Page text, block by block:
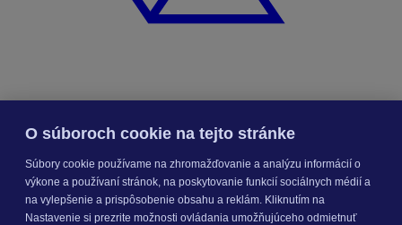
Elektronická fakturácia
Stavebníctvo a znalectvo
O súboroch cookie na tejto stránke
Súbory cookie používame na zhromažďovanie a analýzu informácií o
výkone a používaní stránok, na poskytovanie funkcií sociálnych médií a
na vylepšenie a prispôsobenie obsahu a reklám. Kliknutím na
Nastavenie si prezrite možnosti ovládania umožňujúceho odmietnuť